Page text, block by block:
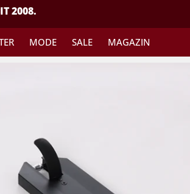
2008.
MODE SALE MAGAZIN